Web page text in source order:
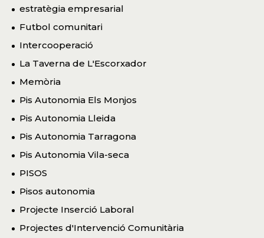
estratègia empresarial
Futbol comunitari
Intercooperació
La Taverna de L'Escorxador
Memòria
Pis Autonomia Els Monjos
Pis Autonomia Lleida
Pis Autonomia Tarragona
Pis Autonomia Vila-seca
PISOS
Pisos autonomia
Projecte Inserció Laboral
Projectes d'Intervenció Comunitària